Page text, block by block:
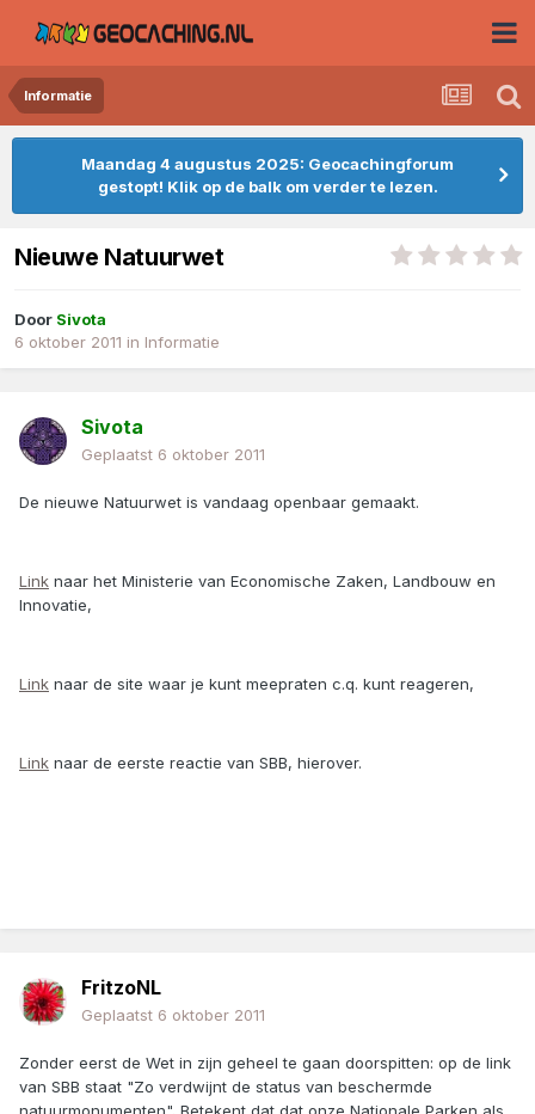
Informatie
Maandag 4 augustus 2025: Geocachingforum
gestopt! Klik op de balk om verder te lezen.
Nieuwe Natuurwet
Door Sivota
6 oktober 2011 in Informatie
Sivota
Geplaatst 6 oktober 2011
De nieuwe Natuurwet is vandaag openbaar gemaakt.
Link naar het Ministerie van Economische Zaken, Landbouw en
Innovatie,
Link naar de site waar je kunt meepraten c.q. kunt reageren,
Link naar de eerste reactie van SBB, hierover.
FritzoNL
Geplaatst 6 oktober 2011
Zonder eerst de Wet in zijn geheel te gaan doorspitten: op de link
van SBB staat "Zo verdwijnt de status van beschermde